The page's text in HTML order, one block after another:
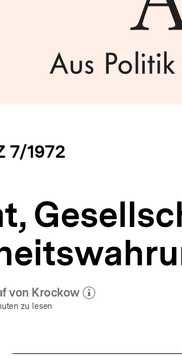
7/1972
von Krockow
(Mehr zum Autor)
zu lesen